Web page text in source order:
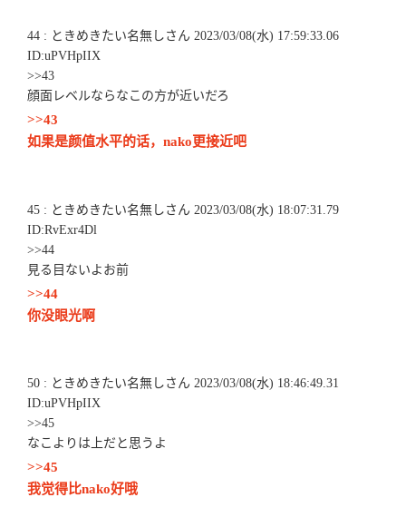
44 : ときめきたい名無しさん 2023/03/08(水) 17:59:33.06
ID:uPVHpIIX
>>43
顔面レベルならなこの方が近いだろ
>>43
如果是颜值水平的话，nako更接近吧
45 : ときめきたい名無しさん 2023/03/08(水) 18:07:31.79
ID:RvExr4Dl
>>44
見る目ないよお前
>>44
你没眼光啊
50 : ときめきたい名無しさん 2023/03/08(水) 18:46:49.31
ID:uPVHpIIX
>>45
なこよりは上だと思うよ
>>45
我觉得比nako好哦